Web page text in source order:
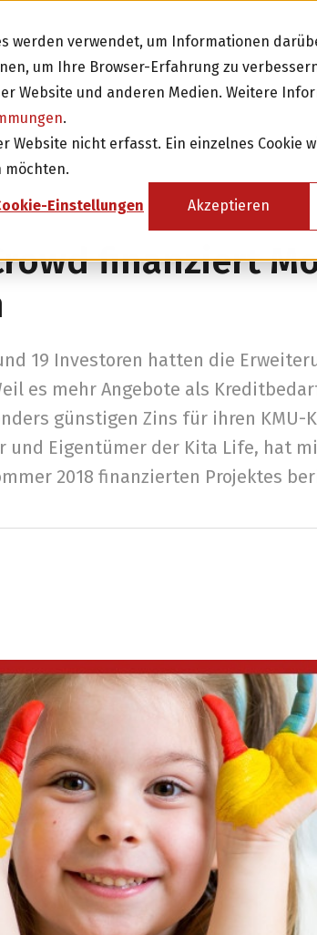
werden verwendet, um Informationen
um Ihre Browser-Erfahrung zu
Website und anderen Medien. Weitere
.
nicht erfasst. Ein einzelnes Cookie
möchten.
Einstellungen Akzeptieren
in Schweizer Unternehmen
Renditen mit monatlichenfinanziert
19 Investoren hatten die
es mehr Angebote als
günstigen Zins für ihren KMU-
und Eigentümer der Kita Life, hat
2018 finanzierten Projektes